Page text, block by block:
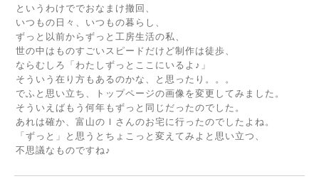
というわけででおなまけ撤回、
いつもの日々、いつもの暮らし、
ずっと以前からずっと工房生活の私、
世の中はものすごいスピードだけど制作は徒歩、
ならむしろ「わたしずっとここにいるよ♪」
そういう在り方もあるのかな、と思ったり。。。
でふと思い立ち、トップページの画像を変更してみました。
そういえばもう何年もずっと同じだったのでした。
あれは確か、富山のＩさんのお宅に行ったのでしたよね。
「ずっと」と思うとちょこっと変えてみよと思い立つ、
不思議なものですね♪